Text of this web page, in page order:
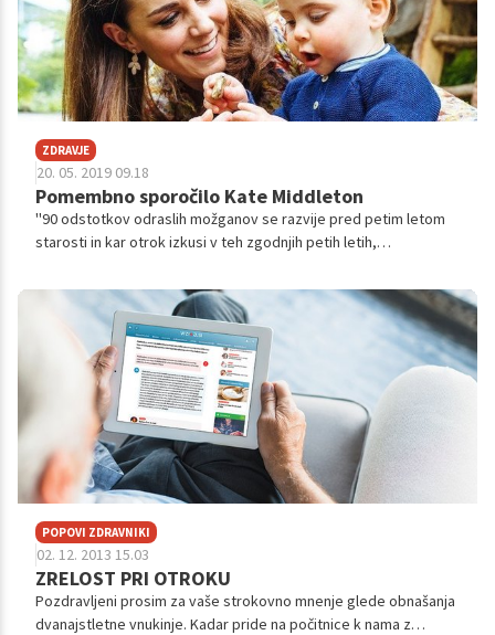
ZDRAVJE
20. 05. 2019 09.18
Pomembno sporočilo Kate Middleton
''90 odstotkov odraslih možganov se razvije pred petim letom
starosti in kar otrok izkusi v teh zgodnjih petih letih,
Instagram profilu KensigtonRoyal sporočila Kate Middleton in
objavila fotografije svoje družine, ki je preživela nekaj lepih
trenutkov v naravi.
POPOVI ZDRAVNIKI
02. 12. 2013 15.03
ZRELOST PRI OTROKU
Pozdravljeni prosim za vaše strokovno mnenje glede obnašanja
dvanajstletne vnukinje. Kadar pride na počitnice k nama z